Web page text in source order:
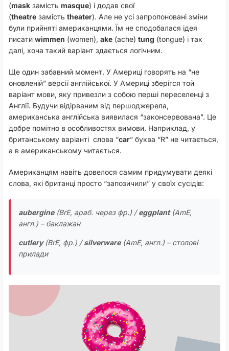
(mask замість masque) і додав свої
(theatre замість theater). Але не усі запропоновані зміни
були прийняті американцями. Їм не сподобалася ідея
писати wimmen (women), ake (ache) tung (tongue) і так
далі, хоча такий варіант здається логічним.
Ще один забавний момент. У Америці говорять на “не
оновленій” версії англійської. У Америці зберігся той
варіант мови, яку привезли з собою перші переселенці з
Англії. Будучи відірваним від першоджерела,
американська англійська виявилася “законсервована”. Це
добре помітно в особливостях вимови. Наприклад, у
британському варіанті слова “car” буква “R” не читається,
а в американському читається.
Американцям навіть довелося самим придумувати деякі
слова, які британці просто “запозичили” у своїх сусідів:
aubergine(BrE, араб. через фр.) /eggplant(AmE,
англ.) – баклажан
cutlery(BrE, фр.) /silverware(AmE, англ.) – столові
прилади